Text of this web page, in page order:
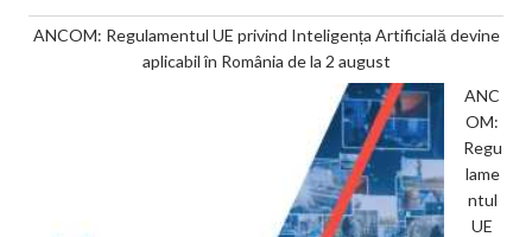
ANCOM: Regulamentul UE privind Inteligența Artificială devine
aplicabil în România de la 2 august
ANC
OM:
Regu
lame
ntul
UE